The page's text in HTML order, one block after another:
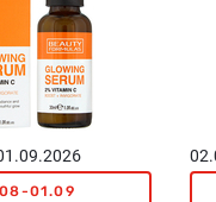
01.09